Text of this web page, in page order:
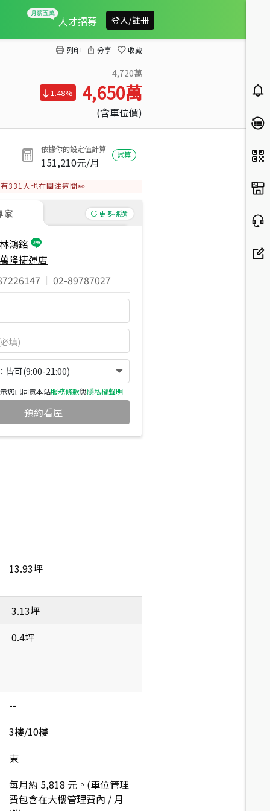
人才招募 登入/註冊
列印 分享 收藏
4,720萬
1.48% 4,650萬
(含車位價)
依據你的設定值計算
151,210元/月
試算
有331 人也在關注這間👀
家 更多挑選
林鴻銘
萬隆捷運店
| 02-89787027
皆可(9:00-21:00)
您已同意本站服務條款與隱私權聲明
預約看屋
13.93坪
3.13坪
0.4坪
--
3樓/10樓
東
每月約 5,818 元。(車位管理
費包含在大樓管理費內 / 月